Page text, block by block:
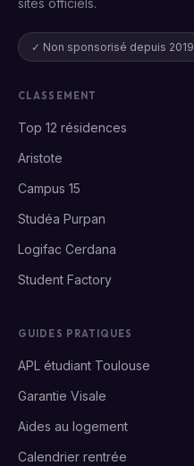
✓ Non sponsorisé depuis 2019
CLASSEMENT
Top 12 résidences
Aristote
Campus 15
Studéa Purpan
Logifac Cerdana
Student Factory
GUIDES PRATIQUES
APL étudiant Toulouse
Garantie Visale
Aides au logement
Calendrier rentrée